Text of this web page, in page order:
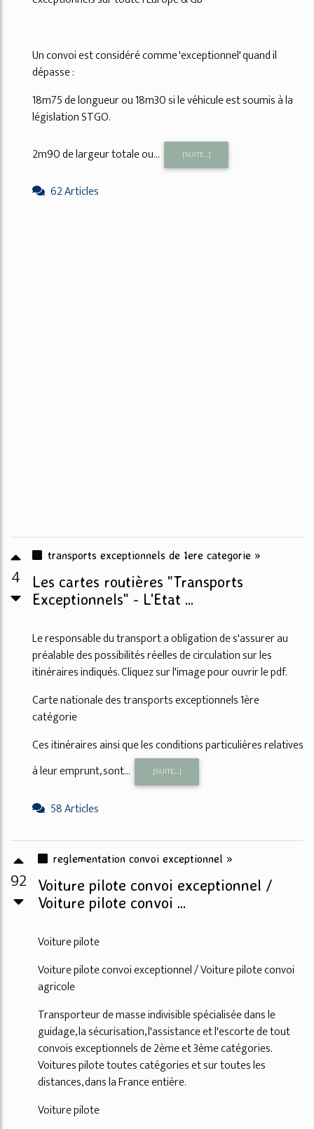
Un convoi est considéré comme 'exceptionnel' quand il
dépasse :
18m75 de longueur ou 18m30 si le véhicule est soumis à la
législation STGO.
2m90 de largeur totale ou...
[SUITE...]
62 Articles
4
transports exceptionnels de 1ere categorie »
Les cartes routières "Transports
Exceptionnels" - L'Etat ...
Le responsable du transport a obligation de s'assurer au
préalable des possibilités réelles de circulation sur les
itinéraires indiqués. Cliquez sur l'image pour ouvrir le pdf.
Carte nationale des transports exceptionnels 1ère
catégorie
Ces itinéraires ainsi que les conditions particulières relatives
à leur emprunt, sont...
[SUITE...]
58 Articles
92
reglementation convoi exceptionnel »
Voiture pilote convoi exceptionnel /
Voiture pilote convoi ...
Voiture pilote
Voiture pilote convoi exceptionnel / Voiture pilote convoi
agricole
Transporteur de masse indivisible spécialisée dans le
guidage, la sécurisation, l'assistance et l'escorte de tout
convois exceptionnels de 2ème et 3ème catégories.
Voitures pilote toutes catégories et sur toutes les
distances, dans la France entière.
Voiture pilote